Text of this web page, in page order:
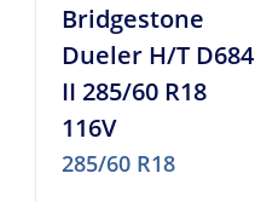
Bridgestone
Dueler H/T D684
II 285/60 R18
116V
285/60 R18